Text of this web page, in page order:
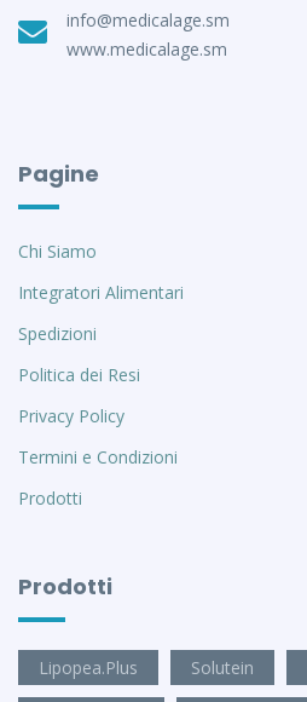
info@medicalage.sm
www.medicalage.sm
Pagine
Chi Siamo
Integratori Alimentari
Spedizioni
Politica dei Resi
Privacy Policy
Termini e Condizioni
Prodotti
Prodotti
Lipopea.Plus Solutein